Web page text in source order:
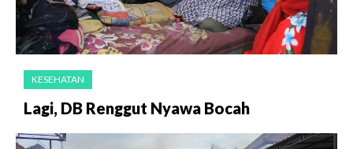
KESEHATAN
Lagi, DB Renggut Nyawa Bocah